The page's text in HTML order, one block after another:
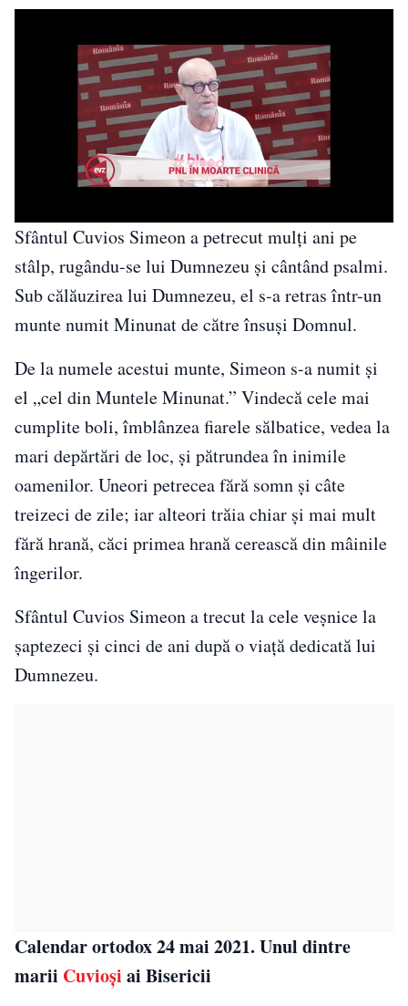
Sfântul Cuvios Simeon a petrecut mulți ani pe
stâlp, rugându-se lui Dumnezeu și cântând psalmi.
Sub călăuzirea lui Dumnezeu, el s-a retras într-un
munte numit Minunat de către însuși Domnul.
De la numele acestui munte, Simeon s-a numit și
el „cel din Muntele Minunat.” Vindecă cele mai
cumplite boli, îmblânzea fiarele sălbatice, vedea la
mari depărtări de loc, și pătrundea în inimile
oamenilor. Uneori petrecea fără somn și câte
treizeci de zile; iar alteori trăia chiar și mai mult
fără hrană, căci primea hrană cerească din mâinile
îngerilor.
Sfântul Cuvios Simeon a trecut la cele veșnice la
șaptezeci și cinci de ani după o viață dedicată lui
Dumnezeu.
Calendar ortodox 24 mai 2021. Unul dintre
marii Cuvioși ai Bisericii